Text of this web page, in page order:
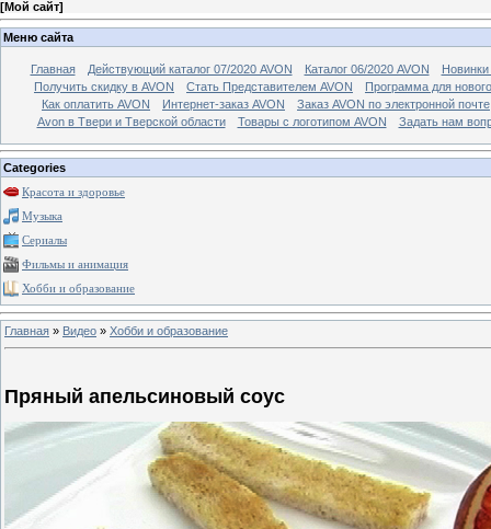
[Мой сайт]
Меню сайта
Главная Действующий каталог 07/2020 AVON Каталог 06/2020 AVON
Новинки
Получить скидку в AVON
Стать Представителем AVON
Программа для
Как оплатить AVON
Интернет-заказ AVON
Заказ AVON по электронной почте
Avon в Твери и Тверской области
Товары с логотипом AVON Задать нам
Categories
Красота и здоровье
Музыка
Сериалы
Фильмы и анимация
Хобби и образование
Главная » Видео » Хобби и образование
Пряный апельсиновый соус